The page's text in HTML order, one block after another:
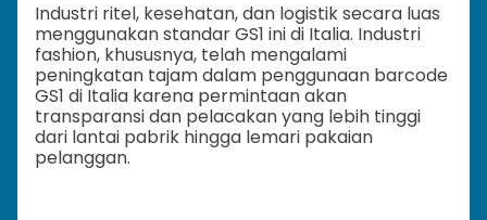
Industri ritel, kesehatan, dan logistik secara luas
menggunakan standar GS1 ini di Italia. Industri
fashion, khususnya, telah mengalami
peningkatan tajam dalam penggunaan barcode
GS1 di Italia karena permintaan akan
transparansi dan pelacakan yang lebih tinggi
dari lantai pabrik hingga lemari pakaian
pelanggan.